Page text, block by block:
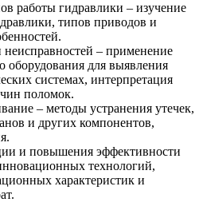
работы гидравлики – изучение
типов приводов и
– применение
оборудования для выявления
системах, интерпретация
поломок.
– методы устранения утечек,
и других компонентов,
и повышения эффективности
технологий,
характеристик и